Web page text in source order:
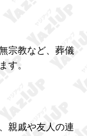
宗教など、葬儀
す。
親戚や友人の連